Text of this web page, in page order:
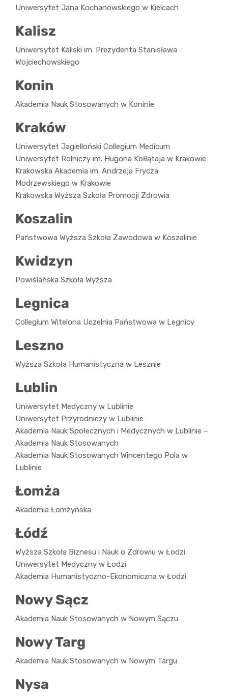
Uniwersytet Jana Kochanowskiego w Kielcach
Kalisz
Uniwersytet Kaliski im. Prezydenta Stanisława
Wojciechowskiego
Konin
Akademia Nauk Stosowanych w Koninie
Kraków
Uniwersytet Jagielloński Collegium Medicum
Uniwersytet Rolniczy im. Hugona Kołłątaja w Krakowie
Krakowska Akademia im. Andrzeja Frycza
Modrzewskiego w Krakowie
Krakowska Wyższa Szkoła Promocji Zdrowia
Koszalin
Państwowa Wyższa Szkoła Zawodowa w Koszalinie
Kwidzyn
Powiślańska Szkoła Wyższa
Legnica
Collegium Witelona Uczelnia Państwowa w Legnicy
Leszno
Wyższa Szkoła Humanistyczna w Lesznie
Lublin
Uniwersytet Medyczny w Lublinie
Uniwersytet Przyrodniczy w Lublinie
Akademia Nauk Społecznych i Medycznych w Lublinie –
Akademia Nauk Stosowanych
Akademia Nauk Stosowanych Wincentego Pola w
Lublinie
Łomża
Akademia Łomżyńska
Łódź
Wyższa Szkoła Biznesu i Nauk o Zdrowiu w Łodzi
Uniwersytet Medyczny w Łodzi
Akademia Humanistyczno-Ekonomiczna w Łodzi
Nowy Sącz
Akademia Nauk Stosowanych w Nowym Sączu
Nowy Targ
Akademia Nauk Stosowanych w Nowym Targu
Nysa